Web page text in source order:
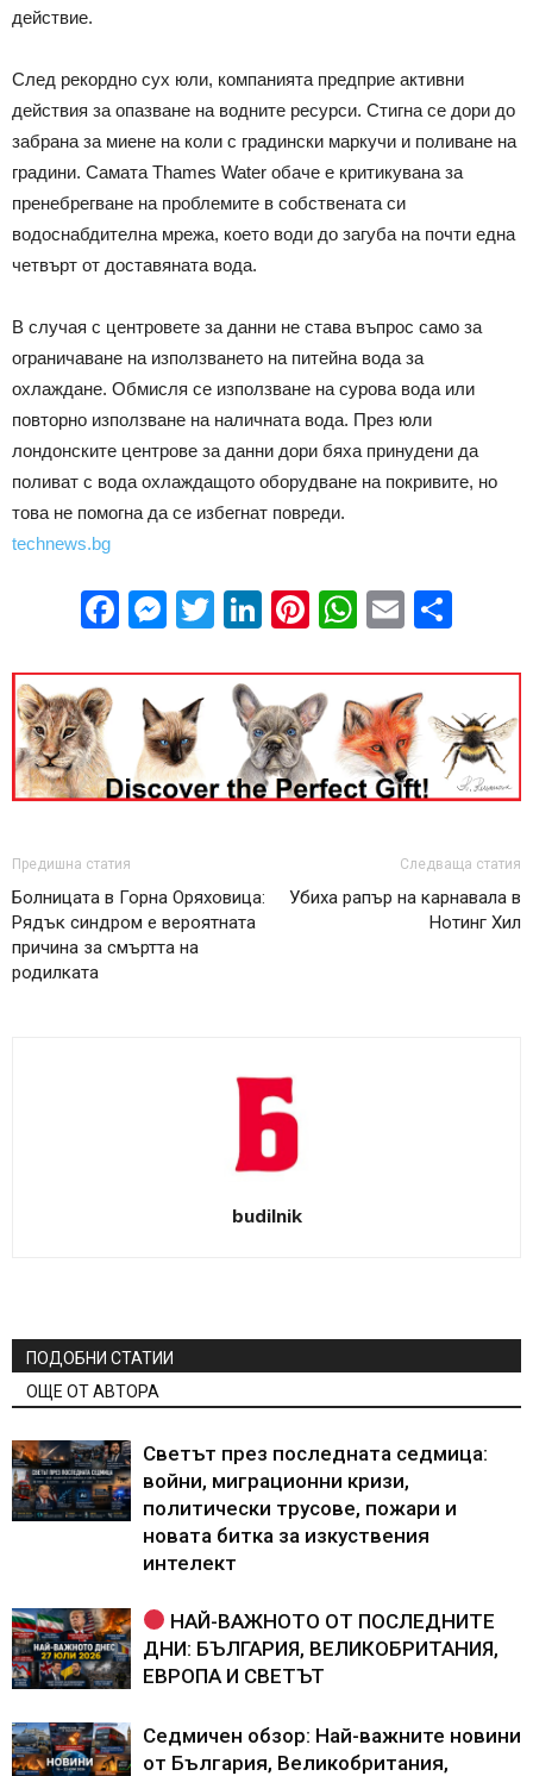
действие.
След рекордно сух юли, компанията предприе активни
действия за опазване на водните ресурси. Стигна се дори до
забрана за миене на коли с градински маркучи и поливане на
градини. Самата Thames Water обаче е критикувана за
пренебрегване на проблемите в собствената си
водоснабдителна мрежа, което води до загуба на почти една
четвърт от доставяната вода.
В случая с центровете за данни не става въпрос само за
ограничаване на използването на питейна вода за
охлаждане. Обмисля се използване на сурова вода или
повторно използване на наличната вода. През юли
лондонските центрове за данни дори бяха принудени да
поливат с вода охлаждащото оборудване на покривите, но
това не помогна да се избегнат повреди.
technews.bg
Facebook
Messenger
Twitter
LinkedIn
Pinterest
WhatsApp
Email
Предишна статия
Болницата в Горна Оряховица:
Рядък синдром е вероятната
причина за смъртта на
родилката
Следваща статия
Убиха рапър на карнавала в
Нотинг Хил
budilnik
ПОДОБНИ СТАТИИ
ОЩЕ ОТ АВТОРА
Светът през последната седмица:
войни, миграционни кризи,
политически трусове, пожари и
новата битка за изкуствения
интелект
НАЙ-ВАЖНОТО ОТ ПОСЛЕДНИТЕ
ДНИ: БЪЛГАРИЯ, ВЕЛИКОБРИТАНИЯ,
ЕВРОПА И СВЕТЪТ
Седмичен обзор: Най-важните новини
от България, Великобритания,